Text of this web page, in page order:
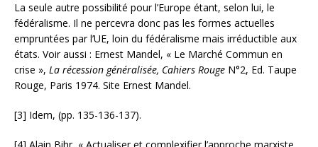
La seule autre possibilité pour l’Europe étant, selon lui, le
fédéralisme. Il ne percevra donc pas les formes actuelles
empruntées par l’UE, loin du fédéralisme mais irréductible aux
états. Voir aussi : Ernest Mandel, « Le Marché Commun en
crise », La récession généralisée, Cahiers Rouge N°2, Ed. Taupe
Rouge, Paris 1974. Site Ernest Mandel.
[3] Idem, (pp. 135-136-137).